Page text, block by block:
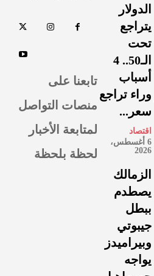
الدولار
يتراجع
تحت
الـ50.. 4
أسباب
وراء تراجع
سعر...
اقتصاد
6 أغسطس،
2026
الزمالك
يصطدم
ببطل
جيبوتي
وبيراميدز
يواجه
تابعنا على
منصات التواصل
لمتابعة الأخبار
لحظة بلحظة